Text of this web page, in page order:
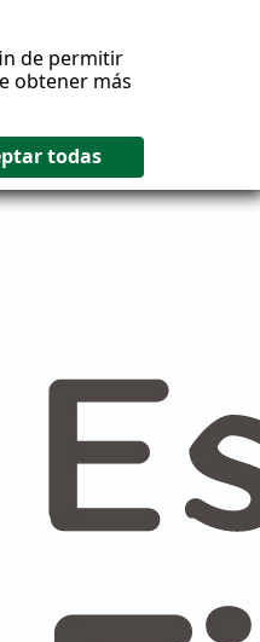
de permitir
obtener más